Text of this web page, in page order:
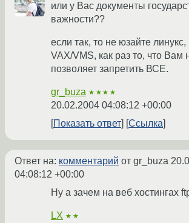
или у Вас документы
важности??
если так, то не юзайте
VAX/VMS, как раз то, что Вам
позволяет запретить ВСЕ.
gr_buza ★★★★
20.02.2004 04:08:12 +00:00
Показать ответ
Ссылка
Ответ на: комментарий от gr_buza
04:08:12 +00:00
Ну а зачем на веб хостингах
LX ★★